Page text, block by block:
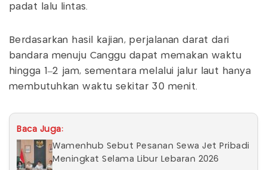
padat lalu lintas.
Berdasarkan hasil kajian, perjalanan darat dari
bandara menuju Canggu dapat memakan waktu
hingga 1–2 jam, sementara melalui jalur laut hanya
membutuhkan waktu sekitar 30 menit.
Baca Juga:
Wamenhub Sebut Pesanan Sewa Jet Pribadi
Meningkat Selama Libur Lebaran 2026